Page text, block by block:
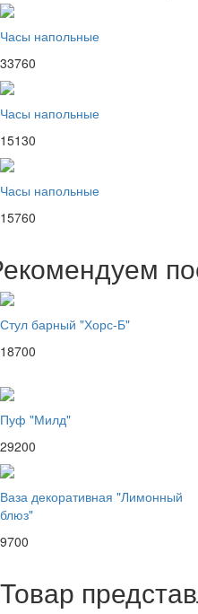
Часы напольные
33760
Часы напольные
15130
Часы напольные
15760
Стул барный "Хорс-Б"
18700
Пуф "Милд"
29200
Ваза декоративная "Лимонный
блюз"
9700
Товар